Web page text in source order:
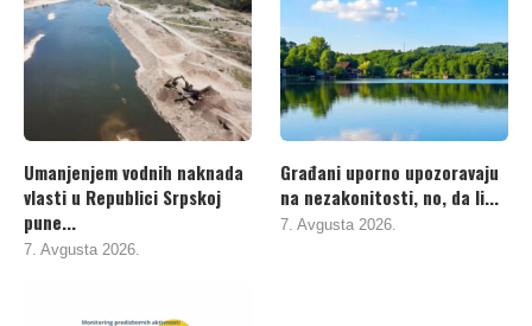
Umanjenjem vodnih naknada
vlasti u Republici Srpskoj
pune...
7. Avgusta 2026.
Građani uporno upozoravaju
na nezakonitosti, no, da li...
7. Avgusta 2026.